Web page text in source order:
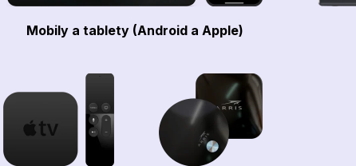
Mobily a tablety (Android a Apple)